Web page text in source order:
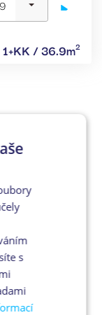
1+KK / 36.9m2
s